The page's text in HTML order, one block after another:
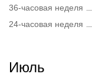
36-часовая неделя
24-часовая неделя
Июль